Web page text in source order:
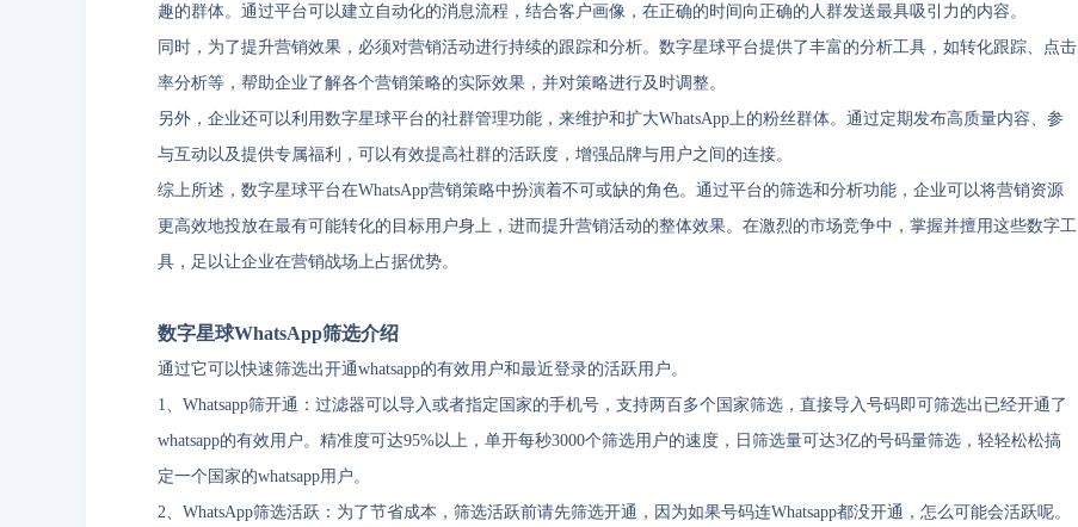
趣的群体。通过平台可以建立自动化的消息流程，结合客户画像，在正确的时间向正确的人群发送最具吸引力的内容。
同时，为了提升营销效果，必须对营销活动进行持续的跟踪和分析。数字星球平台提供了丰富的分析工具，如转化跟踪、点击
率分析等，帮助企业了解各个营销策略的实际效果，并对策略进行及时调整。
另外，企业还可以利用数字星球平台的社群管理功能，来维护和扩大WhatsApp上的粉丝群体。通过定期发布高质量内容、参
与互动以及提供专属福利，可以有效提高社群的活跃度，增强品牌与用户之间的连接。
综上所述，数字星球平台在WhatsApp营销策略中扮演着不可或缺的角色。通过平台的筛选和分析功能，企业可以将营销资源
更高效地投放在最有可能转化的目标用户身上，进而提升营销活动的整体效果。在激烈的市场竞争中，掌握并擅用这些数字工
具，足以让企业在营销战场上占据优势。
数字星球WhatsApp筛选介绍
通过它可以快速筛选出开通whatsapp的有效用户和最近登录的活跃用户。
1、Whatsapp筛开通：过滤器可以导入或者指定国家的手机号，支持两百多个国家筛选，直接导入号码即可筛选出已经开通了
whatsapp的有效用户。精准度可达95%以上，单开每秒3000个筛选用户的速度，日筛选量可达3亿的号码量筛选，轻轻松松搞
定一个国家的whatsapp用户。
2、WhatsApp筛选活跃：为了节省成本，筛选活跃前请先筛选开通，因为如果号码连Whatsapp都没开通，怎么可能会活跃呢。